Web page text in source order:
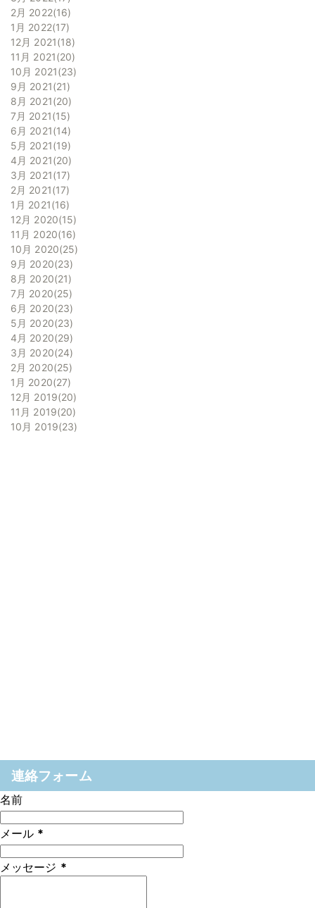
2月 2022 16
1月 2022 17
12月 2021 18
11月 2021 20
10月 2021 23
9月 2021 21
8月 2021 20
7月 2021 15
6月 2021 14
5月 2021 19
4月 2021 20
3月 2021 17
2月 2021 17
1月 2021 16
12月 2020 15
11月 2020 16
10月 2020 25
9月 2020 23
8月 2020 21
7月 2020 25
6月 2020 23
5月 2020 23
4月 2020 29
3月 2020 24
2月 2020 25
1月 2020 27
12月 2019 20
11月 2019 20
10月 2019 23
連絡フォーム
名前
メール *
メッセージ *